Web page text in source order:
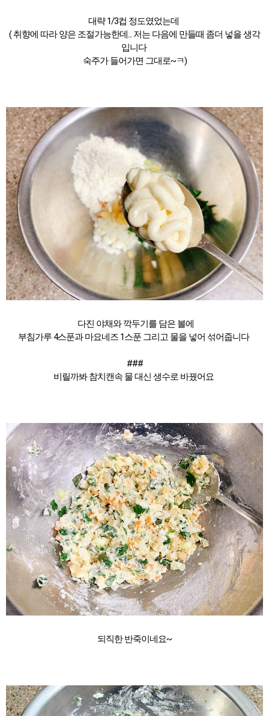
대략 1/3컵 정도였었는데
( 취향에 따라 양은 조절가능한데... 저는 다음에 만들때 좀더 넣을 생각
입니다
숙주가 들어가면 그대로~ㅋ)
다진 야채와 깍두기를 담은 볼에
부침가루 4스푼과 마요네즈 1스푼 그리고 물을 넣어 섞어줍니다
###
비릴까봐 참치캔속 물 대신 생수로 바꿨어요
되직한 반죽이네요~